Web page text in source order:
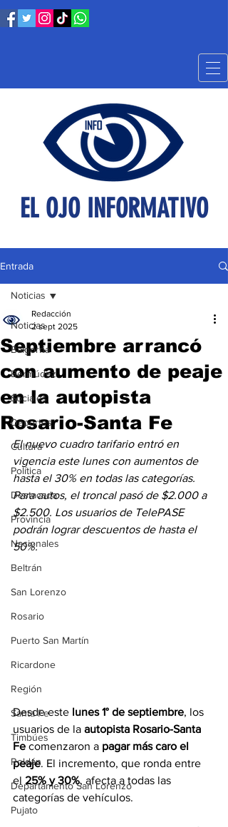
EL OJO INFORMATIVO
Entrada
Noticias
Baigorria
Bermúdez
Sociales
Deportes
Cultura
Política
Destacada
Provincia
Nacionales
Beltrán
San Lorenzo
Rosario
Puerto San Martín
Ricardone
Región
Santa Fe
Timbúes
Roldán
Departamento San Lorenzo
Pujato
Noticias
Septiembre arrancó
con aumento de peaje
en la autopista
Rosario-Santa Fe
Redacción
2 sept 2025
El nuevo cuadro tarifario entró en
vigencia este lunes con aumentos de
hasta el 30% en todas las categorías.
Para autos, el troncal pasó de $2.000 a
$2.500. Los usuarios de TelePASE
podrán lograr descuentos de hasta el
50%.
Desde este lunes 1° de septiembre, los
usuarios de la autopista Rosario-Santa
Fe comenzaron a pagar más caro el
peaje. El incremento, que ronda entre
el 25% y 30%, afecta a todas las
categorías de vehículos.